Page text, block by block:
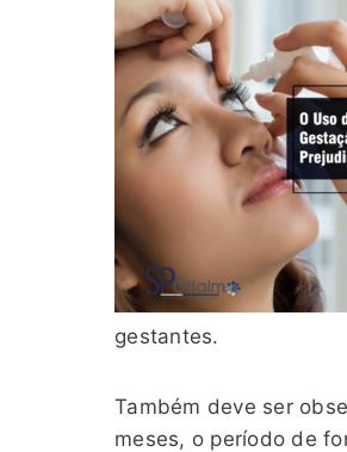
gestantes.
Também deve ser
meses, o período de